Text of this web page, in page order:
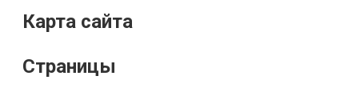
Карта сайта
Страницы